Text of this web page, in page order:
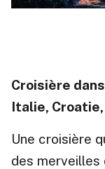
Croisière
Italie,
Une croisière
des merveilles